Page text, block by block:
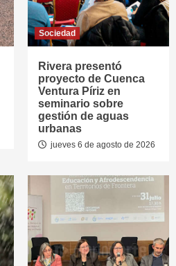
Sociedad
Rivera presentó
proyecto de Cuenca
Ventura Píriz en
seminario sobre
gestión de aguas
urbanas
jueves 6 de agosto de 2026